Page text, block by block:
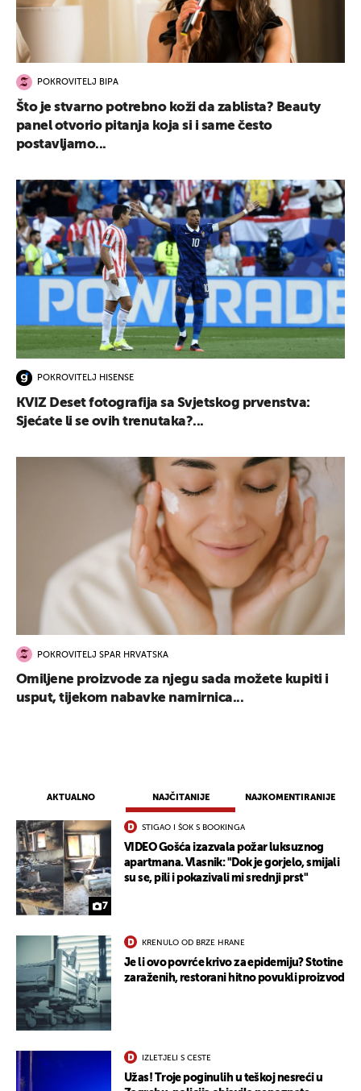
AKTUALNO NAJČITANIJE NAJKOMENTIRANIJE
7
STIGAO I ŠOK S BOOKINGA
VIDEO Gošća izazvala požar luksuznog
apartmana. Vlasnik: "Dok je gorjelo, smijali
su se, pili i pokazivali mi srednji prst"
KRENULO OD BRZE HRANE
Je li ovo povrće krivo za epidemiju? Stotine
zaraženih, restorani hitno povukli proizvod
IZLETJELI S CESTE
Užas! Troje poginulih u teškoj nesreći u
POKROVITELJ BIPA
Što je stvarno potrebno koži da zablista? Beauty
panel otvorio pitanja koja si i same često
postavljamo...
POKROVITELJ HISENSE
KVIZ Deset fotografija sa Svjetskog prvenstva:
Sjećate li se ovih trenutaka?...
POKROVITELJ SPAR HRVATSKA
Omiljene proizvode za njegu sada možete kupiti i
usput, tijekom nabavke namirnica...